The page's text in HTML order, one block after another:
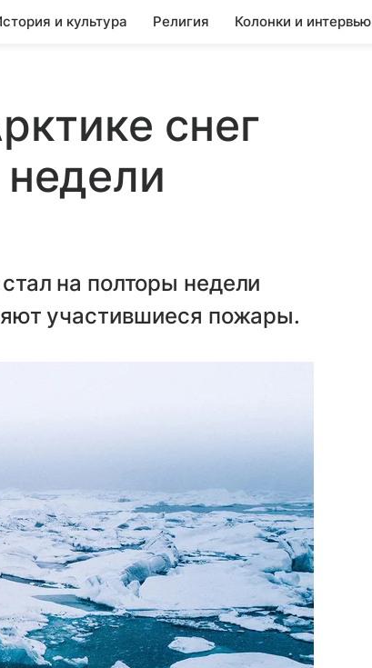
и культура Религия Колонки и интервью
снег
на полторы недели
участившиеся пожары.